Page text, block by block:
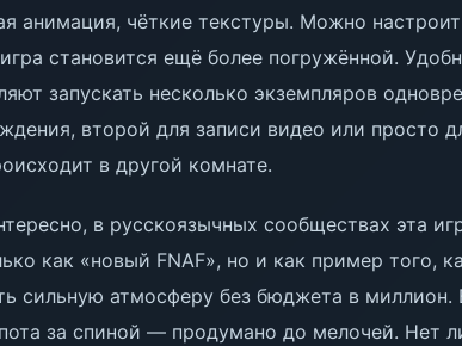
анимация, чёткие текстуры. Можно
становится ещё более погружённой.
запускать несколько экземпляров
второй для записи видео или просто
в другой комнате.
в русскоязычных сообществах эта
как «новый FNAF», но и как пример того,
сильную атмосферу без бюджета в
за спиной — продумано до мелочей. Нет